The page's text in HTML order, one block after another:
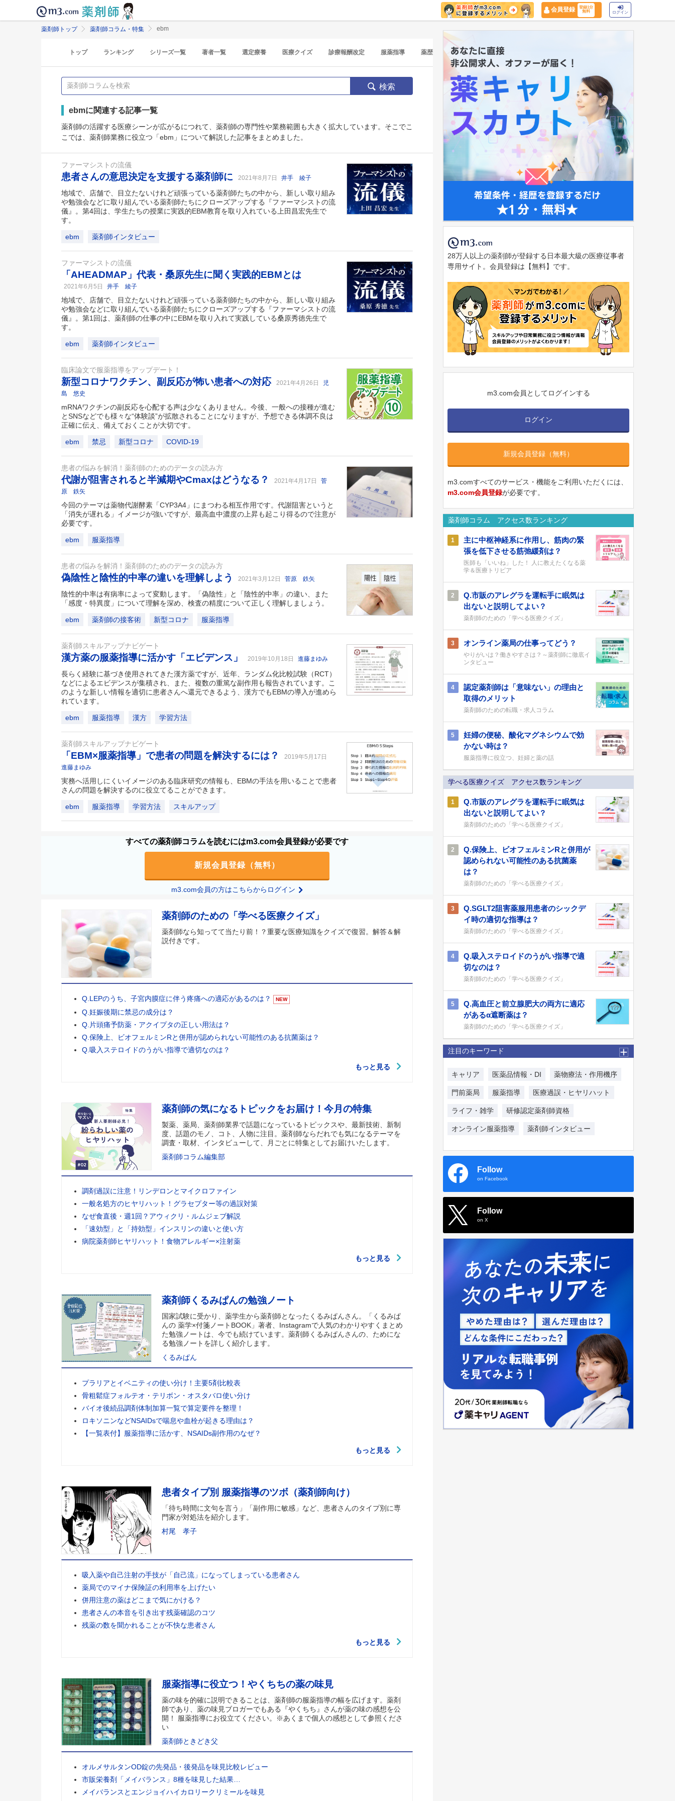
会員登録
登録1分
無料
ログイン
薬剤師トップ 薬剤師コラム・特集 ebm
トップ ランキング シリーズ一覧 著者一覧 選定療養 医療クイズ 診療報酬改定 服薬指導 薬歴 マイナ保険証
検索
ebmに関連する記事一覧
薬剤師の活躍する医療シーンが広がるにつれて、薬剤師の専門性や業務範囲も大きく拡大しています。そこでこ
こでは、薬剤師業務に役立つ「ebm」について解説した記事をまとめました。
ファーマシストの流儀
患者さんの意思決定を支援する薬剤師に 2021年8月7日 井手 綾子
地域で、店舗で、目立たないけれど頑張っている薬剤師たちの中から、新しい取り組み
や勉強会などに取り組んでいる薬剤師たちにクローズアップする『ファーマシストの流
儀』。第4回は、学生たちの授業に実践的EBM教育を取り入れている上田昌宏先生で
す。
ebm 薬剤師インタビュー
ファーマシストの流儀
「AHEADMAP」代表・桑原先生に聞く実践的EBMとは
2021年6月5日 井手 綾子
地域で、店舗で、目立たないけれど頑張っている薬剤師たちの中から、新しい取り組み
や勉強会などに取り組んでいる薬剤師たちにクローズアップする『ファーマシストの流
儀』。第1回は、薬剤師の仕事の中にEBMを取り入れて実践している桑原秀徳先生で
す。
ebm 薬剤師インタビュー
臨床論文で服薬指導をアップデート！
新型コロナワクチン、副反応が怖い患者への対応 2021年4月26日
児
島 悠史
mRNAワクチンの副反応を心配する声は少なくありません。今後、一般への接種が進む
とSNSなどでも様々な“体験談”が拡散されることになりますが、予想できる体調不良は
正確に伝え、備えておくことが大切です。
ebm 禁忌 新型コロナ COVID-19
患者の悩みを解消！薬剤師のためのデータの読み方
代謝が阻害されると半減期やCmaxはどうなる？ 2021年4月17日
菅
原 鉄矢
今回のテーマは薬物代謝酵素「CYP3A4」にまつわる相互作用です。代謝阻害というと
「消失が遅れる」イメージが強いですが、最高血中濃度の上昇も起こり得るので注意が
必要です。
ebm 服薬指導
患者の悩みを解消！薬剤師のためのデータの読み方
偽陰性と陰性的中率の違いを理解しよう 2021年3月12日 菅原 鉄矢
陰性的中率は有病率によって変動します。「偽陰性」と「陰性的中率」の違い、また
「感度・特異度」について理解を深め、検査の精度について正しく理解しましょう。
ebm 薬剤師の接客術 新型コロナ 服薬指導
薬剤師スキルアップナビゲート
漢方薬の服薬指導に活かす「エビデンス」 2019年10月18日 進藤まゆみ
長らく経験に基づき使用されてきた漢方薬ですが、近年、ランダム化比較試験（RCT）
などによるエビデンスが集積され、また、複数の重篤な副作用も報告されています。こ
のような新しい情報を適切に患者さんへ還元できるよう、漢方でもEBMの導入が進めら
れています。
ebm 服薬指導 漢方 学習方法
薬剤師スキルアップナビゲート
「EBM×服薬指導」で患者の問題を解決するには？
2019年5月17日
進藤まゆみ
実務へ活用しにくいイメージのある臨床研究の情報も、EBMの手法を用いることで患者
さんの問題を解決するのに役立てることができます。
ebm 服薬指導 学習方法 スキルアップ
すべての薬剤師コラムを読むにはm3.com会員登録が必要です
新規会員登録（無料）
m3.com会員の方はこちらからログイン
薬剤師のための「学べる医療クイズ」
薬剤師なら知ってて当たり前！？重要な医療知識をクイズで復習。解答＆解
説付きです。
Q.LEPのうち、子宮内膜症に伴う疼痛への適応があるのは？ NEW
Q.妊娠後期に禁忌の成分は？
Q.片頭痛予防薬・アクイプタの正しい用法は？
Q.保険上、ビオフェルミンRと併用が認められない可能性のある抗菌薬は？
Q.吸入ステロイドのうがい指導で適切なのは？
もっと見る
薬剤師の気になるトピックをお届け！今月の特集
製薬、薬局、薬剤師業界で話題になっているトピックスや、最新技術、新制
度、話題のモノ、コト、人物に注目。薬剤師ならだれでも気になるテーマを
調査・取材、インタビューして、月ごとに特集としてお届けいたします。
薬剤師コラム編集部
調剤過誤に注意！リンデロンとマイクロファイン
一般名処方のヒヤリハット！グラセプター等の過誤対策
なぜ食直後・週1回？アウィクリ・ルムジェブ解説
「速効型」と「持効型」インスリンの違いと使い方
病院薬剤師ヒヤリハット！食物アレルギー×注射薬
もっと見る
薬剤師くるみぱんの勉強ノート
国家試験に受かり、薬学生から薬剤師となったくるみぱんさん。「くるみぱ
んの 薬学×付箋ノートBOOK」著者、Instagramで人気のわかりやすくまとめ
た勉強ノートは、今でも続けています。薬剤師くるみぱんさんの、ためにな
る勉強ノートを詳しく紹介します。
くるみぱん
プラリアとイベニティの使い分け！主要5剤比較表
骨粗鬆症フォルテオ・テリボン・オスタバロ使い分け
バイオ後続品調剤体制加算一覧で算定要件を整理！
ロキソニンなどNSAIDsで喘息や血栓が起きる理由は？
【一覧表付】服薬指導に活かす、NSAIDs副作用のなぜ？
もっと見る
患者タイプ別 服薬指導のツボ（薬剤師向け）
「待ち時間に文句を言う」「副作用に敏感」など、患者さんのタイプ別に専
門家が対処法を紹介します。
村尾 孝子
吸入薬や自己注射の手技が「自己流」になってしまっている患者さん
薬局でのマイナ保険証の利用率を上げたい
併用注意の薬はどこまで気にかける？
患者さんの本音を引き出す残薬確認のコツ
残薬の数を聞かれることが不快な患者さん
もっと見る
服薬指導に役立つ！やくちちの薬の味見
薬の味を的確に説明できることは、薬剤師の服薬指導の幅を広げます。薬剤
師であり、薬の味見ブロガーでもある『やくちち』さんが薬の味の感想を公
開！ 服薬指導にお役立てください。※あくまで個人の感想として参照くださ
い
薬剤師ときどき父
オルメサルタンOD錠の先発品・後発品を味見比較レビュー
市販栄養剤「メイバランス」8種を味見した結果…
メイバランスとエンジョイハイカロリークリミールを味見
28万人以上の薬剤師が登録する日本最大級の医療従事者
専用サイト。会員登録は【無料】です。
m3.com会員としてログインする
ログイン
新規会員登録（無料）
m3.comすべてのサービス・機能をご利用いただくには、
m3.com会員登録が必要です。
薬剤師コラム アクセス数ランキング
1
主に中枢神経系に作用し、筋肉の緊
張を低下させる筋弛緩剤は？
医師も「いいね」した！ 人に教えたくなる薬
学＆医療トリビア
2
Q.市販のアレグラを運転手に眠気は
出ないと説明してよい？
薬剤師のための「学べる医療クイズ」
3 オンライン薬局の仕事ってどう？
やりがいは？働きやすさは？～薬剤師に徹底イ
ンタビュー
4
認定薬剤師は「意味ない」の理由と
取得のメリット
薬剤師のための転職・求人コラム
5
妊婦の便秘、酸化マグネシウムで効
かない時は？
服薬指導に役立つ、妊婦と薬の話
学べる医療クイズ アクセス数ランキング
1
Q.市販のアレグラを運転手に眠気は
出ないと説明してよい？
薬剤師のための「学べる医療クイズ」
2
Q.保険上、ビオフェルミンRと併用が
認められない可能性のある抗菌薬
は？
薬剤師のための「学べる医療クイズ」
3
Q.SGLT2阻害薬服用患者のシックデ
イ時の適切な指導は？
薬剤師のための「学べる医療クイズ」
4
Q.吸入ステロイドのうがい指導で適
切なのは？
薬剤師のための「学べる医療クイズ」
5
Q.高血圧と前立腺肥大の両方に適応
があるα遮断薬は？
薬剤師のための「学べる医療クイズ」
注目のキーワード
キャリア 医薬品情報・DI 薬物療法・作用機序
門前薬局 服薬指導 医療過誤・ヒヤリハット
ライフ・雑学 研修認定薬剤師資格
オンライン服薬指導 薬剤師インタビュー
Follow
on Facebook
Follow
on X